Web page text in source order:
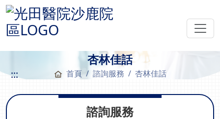
杏林佳話
::: 首頁 諮詢服務 杏林佳話
諮詢服務